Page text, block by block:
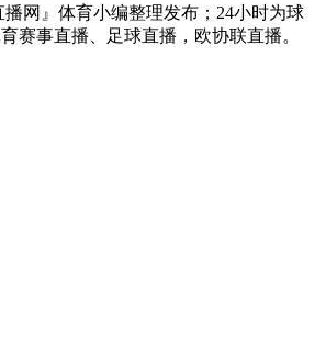
网』体育小编整理发布；24小时为球
赛事直播、足球直播，欧协联直播。